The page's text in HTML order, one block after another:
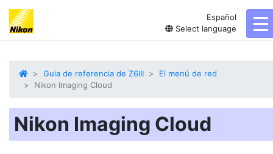
Español
Select language
Guia de referencia de Z6III
El menú de red
Nikon Imaging Cloud
Nikon Imaging Cloud